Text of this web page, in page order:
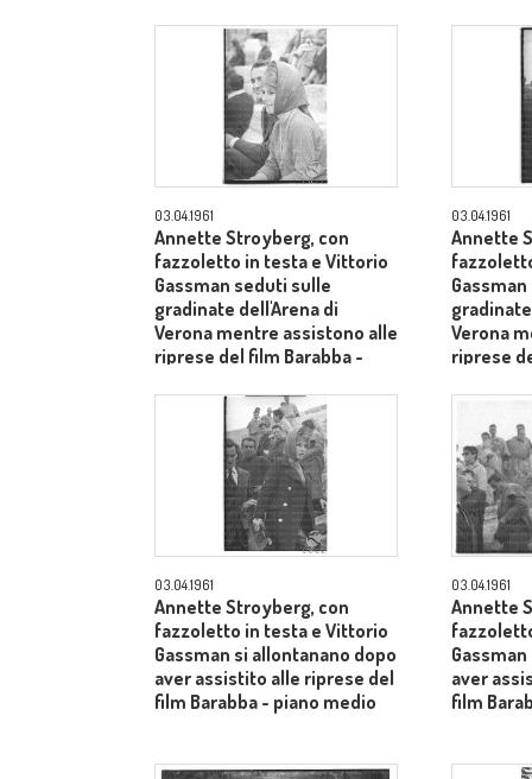
03.04.1961
Annette Stroyberg, con
fazzoletto in testa e Vittorio
Gassman seduti sulle
gradinate dell'Arena di
Verona mentre assistono alle
riprese del film Barabba -
03.04.1961
Annette
Verona
riprese
03.04.1961
Annette Stroyberg, con
fazzoletto in testa e Vittorio
Gassman si allontanano dopo
aver assistito alle riprese del
film Barabba - piano medio
03.04.1961
Annette
aver
film